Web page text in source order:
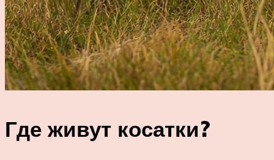
Где живут косатки?